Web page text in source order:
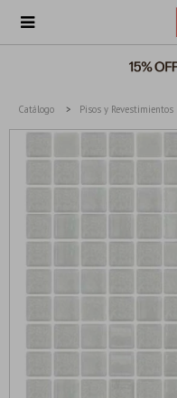

Catálogo Pisos y Revestimientos